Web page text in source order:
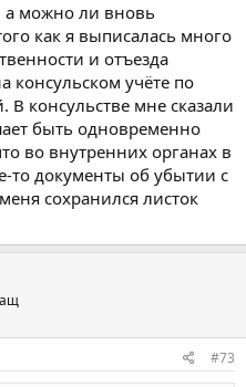
а можно ли вновь
как я выписалась много
и отъезда
консульском учёте по
В консульстве мне сказали
быть одновременно
во внутренних органах в
то документы об убытии с
сохранился листок
#73